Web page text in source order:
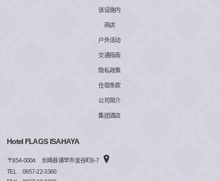
该设施内
商店
户外活动
交通指南
隐私政策
住宿条款
公司简介
集团酒店
Hotel FLAGS ISAHAYA
〒854-0004
长崎县谏早市金谷町8-7
TEL
0957-22-3360